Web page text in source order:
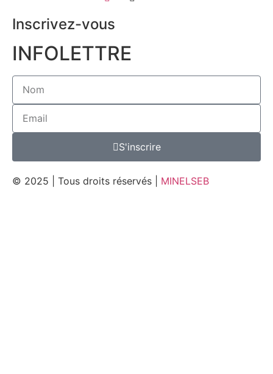
Inscrivez-vous
INFOLETTRE
S'inscrire
© 2025 | Tous droits réservés | MINELSEB